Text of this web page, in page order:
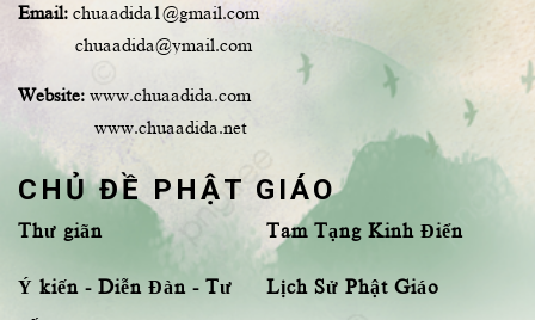
Email: chuaadida1@gmail.com
chuaadida@ymail.com
Website: www.chuaadida.com
www.chuaadida.net
CHỦ ĐỀ PHẬT GIÁO
Thư giãn
Ý kiến - Diễn Đàn - Tư
Tam Tạng Kinh Điển
Lịch Sử Phật Giáo